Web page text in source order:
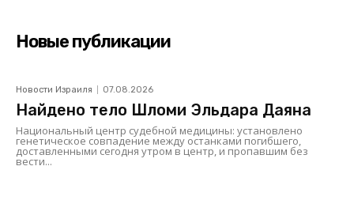
Новые публикации
Новости Израиля 07.08.2026
Найдено тело Шломи Эльдара Даяна
Национальный центр судебной медицины: установлено
генетическое совпадение между останками погибшего,
доставленными сегодня утром в центр, и пропавшим без
вести...